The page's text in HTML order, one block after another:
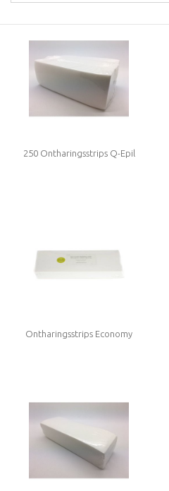
250 Ontharingsstrips Q-Epil
Ontharingsstrips Economy